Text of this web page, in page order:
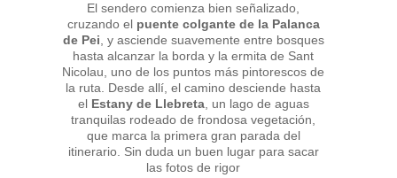
El sendero comienza bien señalizado,
cruzando el puente colgante de la Palanca
de Pei, y asciende suavemente entre bosques
hasta alcanzar la borda y la ermita de Sant
Nicolau, uno de los puntos más pintorescos de
la ruta. Desde allí, el camino desciende hasta
el Estany de Llebreta, un lago de aguas
tranquilas rodeado de frondosa vegetación,
que marca la primera gran parada del
itinerario. Sin duda un buen lugar para sacar
las fotos de rigor